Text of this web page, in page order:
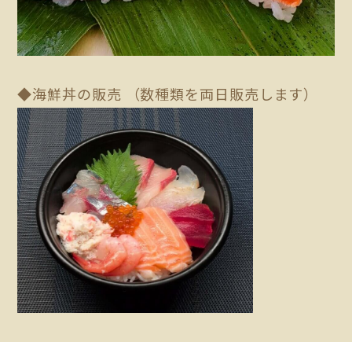
◆海鮮丼の販売 （数種類を両日販売します）